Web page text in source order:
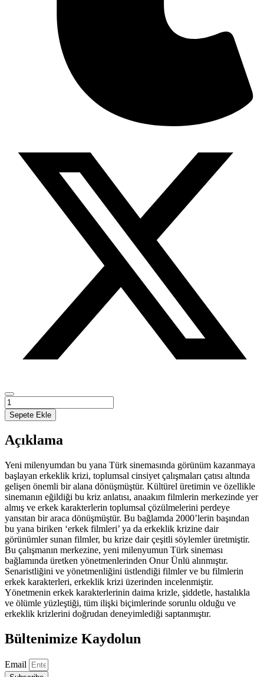
Sinema
ve
Erkeklik
Sepete Ekle
Açıklama
Yeni milenyumdan bu yana Türk sinemasında görünüm kazanmaya
başlayan erkeklik krizi, toplumsal cinsiyet çalışmaları çatısı altında
gelişen önemli bir alana dönüşmüştür. Kültürel üretimin ve özellikle
sinemanın eğildiği bu kriz anlatısı, anaakım filmlerin merkezinde yer
almış ve erkek karakterlerin toplumsal çözülmelerini perdeye
yansıtan bir araca dönüşmüştür. Bu bağlamda 2000’lerin başından
bu yana biriken ‘erkek filmleri’ ya da erkeklik krizine dair
görünümler sunan filmler, bu krize dair çeşitli söylemler üretmiştir.
Bu çalışmanın merkezine, yeni milenyumun Türk sineması
bağlamında üretken yönetmenlerinden Onur Ünlü alınmıştır.
Senaristliğini ve yönetmenliğini üstlendiği filmler ve bu filmlerin
erkek karakterleri, erkeklik krizi üzerinden incelenmiştir.
Yönetmenin erkek karakterlerinin daima krizle, şiddetle, hastalıkla
ve ölümle yüzleştiği, tüm ilişki biçimlerinde sorunlu olduğu ve
erkeklik krizlerini doğrudan deneyimlediği saptanmıştır.
Bültenimize Kaydolun
Email